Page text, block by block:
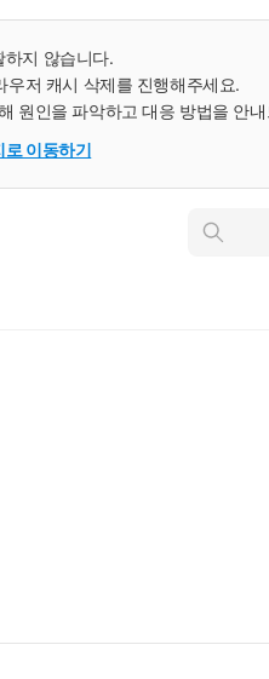
하지 않습니다.
저 캐시 삭제를 진행해주세요.
원인을 파악하고 대응 방법을 안
로 이동하기
인